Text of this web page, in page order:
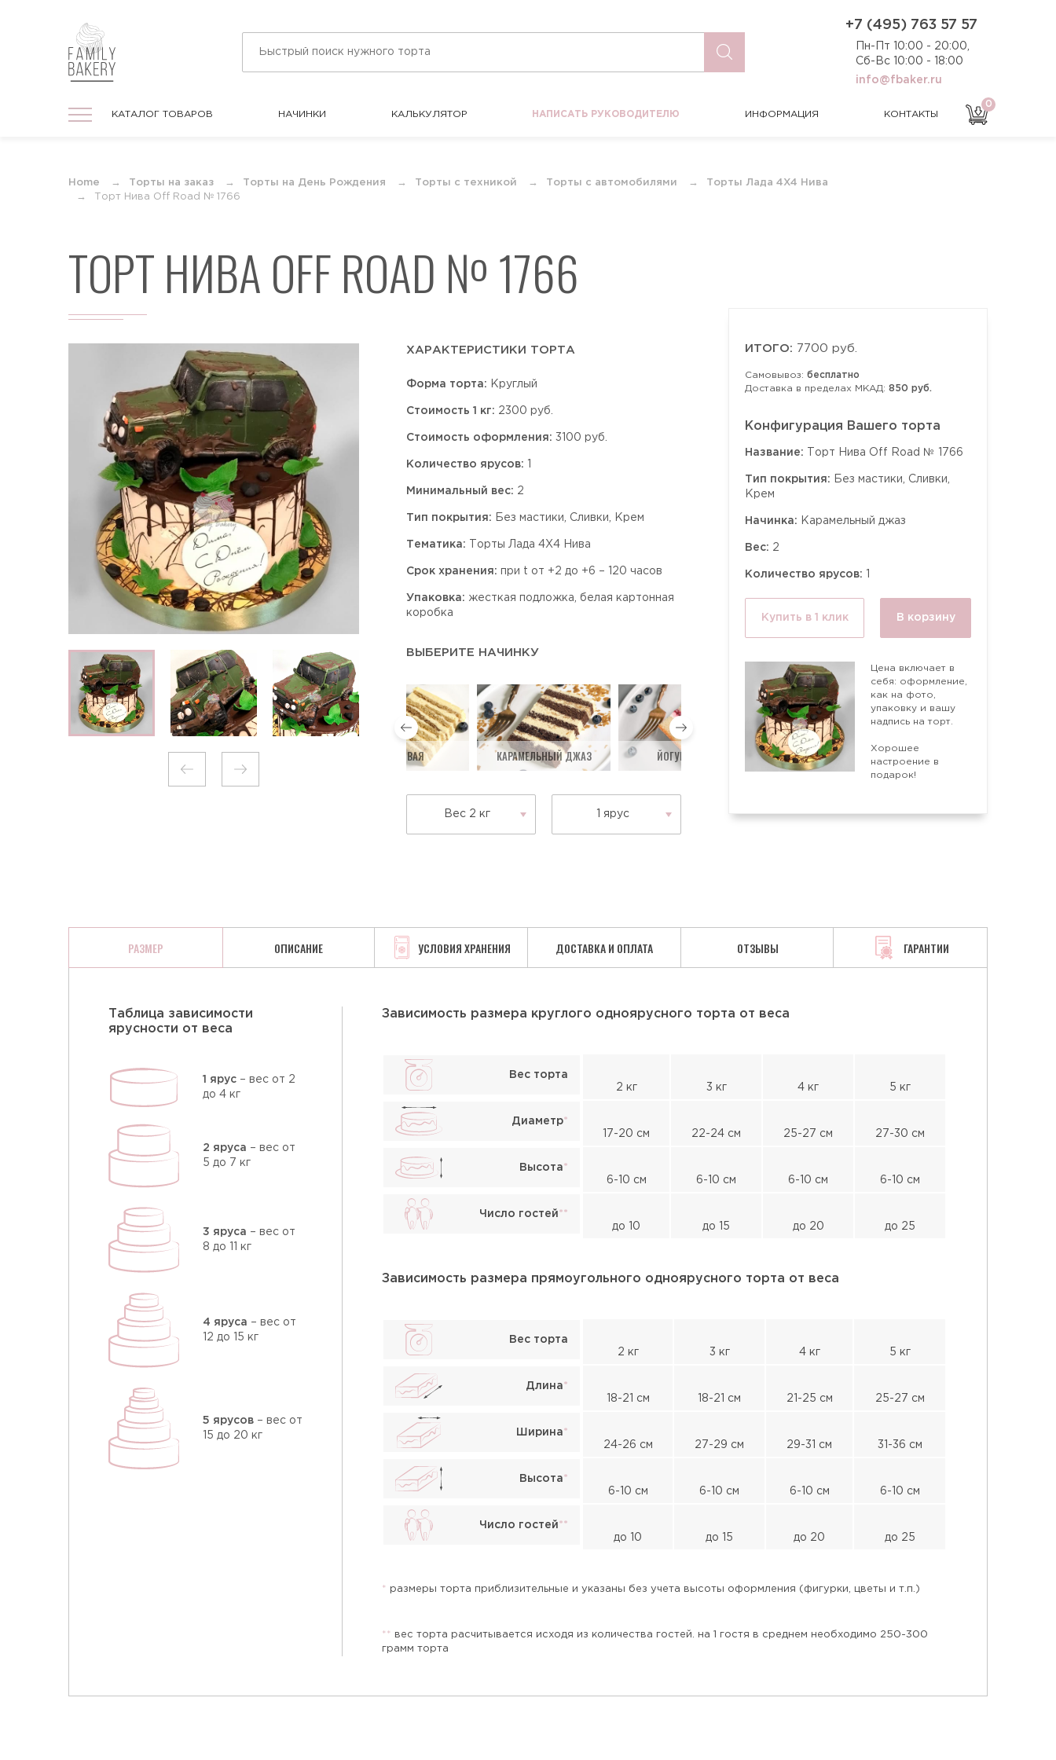
+7 (495) 763 57 57
Пн-Пт 10:00 - 20:00,
Сб-Вс 10:00 - 18:00
info@fbaker.ru
На праздник
Торты на любой праздник
Торты в подарок для мужчин и женщин
Свадебные торты
Огромный выбор свадебных тортов
Детские торты
Вкусные торты для мальчиков и
девочек
Капкейки
Кексы с индивидуальным оформлением
Корпоративные торты
Торты на корпоратив компании
Специальные торты
Низкокалорийные и безглютеновые
КАТАЛОГ ТОВАРОВ НАЧИНКИ КАЛЬКУЛЯТОР НАПИСАТЬ РУКОВОДИТЕЛЮ ИНФОРМАЦИЯ КОНТАКТЫ
0
КОНТАКТЫ
Home Торты на заказ Торты на День Рождения Торты с техникой Торты с автомобилями
Торты Лада 4Х4 Нива
Торт Нива Off Road № 1766
ТОРТ НИВА OFF ROAD № 1766
ХАРАКТЕРИСТИКИ ТОРТА
Форма торта: Круглый
Стоимость 1 кг: 2300 руб.
Стоимость оформления: 3100 руб.
Количество ярусов:
Минимальный вес: 2
Тип покрытия: Без мастики, Сливки, Крем
Тематика: Торты Лада 4Х4 Нива
Срок хранения: при t от +2 до +6 – 120 часов
Упаковка: жесткая подложка, белая картонная
коробка
ВЫБЕРИТЕ НАЧИНКУ
КЛЮКВА В ШОКОЛАДЕ МЕДОВАЯ КАРАМЕЛЬНЫЙ ДЖАЗ ЙОГУРТОВАЯ СМЕТАННАЯ
Вес 2 кг 1 ярус
ИТОГО: 7700 руб.
Самовывоз: бесплатно
Доставка в пределах МКАД: 850 руб.
Конфигурация Вашего торта
Название: Торт Нива Off Road № 1766
Тип покрытия:
Без мастики, Сливки,
Крем
Начинка: Карамельный джаз
Вес: 2
Количество ярусов:
Купить в 1 клик В корзину
Цена включает в
себя: оформление,
как на фото,
упаковку и вашу
надпись на торт.
Хорошее
настроение в
подарок!
РАЗМЕР ОПИСАНИЕ УСЛОВИЯ ХРАНЕНИЯ ДОСТАВКА И ОПЛАТА ОТЗЫВЫ ГАРАНТИИ
Таблица зависимости
ярусности от веса
1 ярус – вес от 2
до 4 кг
2 яруса – вес от
5 до 7 кг
3 яруса – вес от
8 до 11 кг
4 яруса – вес от
12 до 15 кг
5 ярусов – вес от
15 до 20 кг
Зависимость размера круглого одноярусного торта от веса
Вес торта
2 кг
3 кг 4 кг 5 кг
Диаметр*
17-20 см
22-24 см 25-27 см 27-30 см
Высота*
6-10 см
6-10 см 6-10 см 6-10 см
Число гостей**
до 10
до 15 до 20 до 25
Зависимость размера прямоугольного одноярусного торта от веса
Вес торта
2 кг
3 кг 4 кг 5 кг
Длина*
18-21 см
18-21 см 21-25 см 25-27 см
Ширина*
24-26 см
27-29 см 29-31 см 31-36 см
Высота*
6-10 см
6-10 см 6-10 см 6-10 см
Число гостей**
до 10
до 15 до 20 до 25
* размеры торта приблизительные и указаны без учета высоты оформления (фигурки, цветы и т.п.)
* *
вес торта расчитывается исходя из количества гостей. на 1 гостя в среднем необходимо 250-300
грамм торта
Прикрепить файл или фото